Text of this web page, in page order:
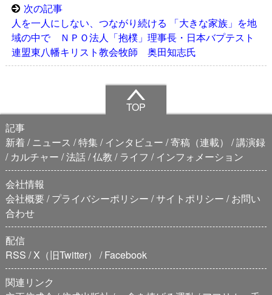
次の記事
人を一人にしない、つながり続ける 「大きな家族」を地
域の中で ＮＰＯ法人「抱樸」理事長・日本バプテスト
連盟東八幡キリスト教会牧師 奥田知志氏
TOP
記事
新着
ニュース 特集 インタビュー 寄稿（連載）
講演録
カルチャー 法話 仏教 ライフ
インフォメーション
会社情報
会社概要 プライバシーポリシー サイトポリシー
お問い
合わせ
配信
RSS X（旧Twitter）
Facebook
関連リンク